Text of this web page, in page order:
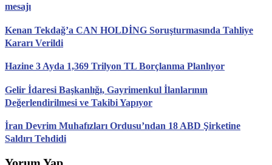
mesajı
Kenan Tekdağ’a CAN HOLDİNG Soruşturmasında Tahliye
Kararı Verildi
Hazine 3 Ayda 1,369 Trilyon TL Borçlanma Planlıyor
Gelir İdaresi Başkanlığı, Gayrimenkul İlanlarının
Değerlendirilmesi ve Takibi Yapıyor
İran Devrim Muhafızları Ordusu’ndan 18 ABD Şirketine
Saldırı Tehdidi